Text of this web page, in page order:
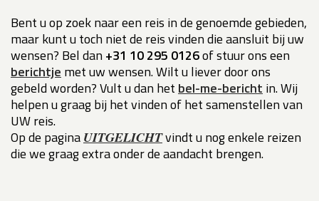
Bent u op zoek naar een reis in de genoemde gebieden,
maar kunt u toch niet de reis vinden die aansluit bij uw
wensen? Bel dan +31 10 295 0126of stuur ons een
berichtje met uw wensen. Wilt u liever door ons
gebeld worden? Vult u dan het bel-me-bericht in. Wij
helpen u graag bij het vinden of het samenstellen van
UW reis.
Op de pagina UITGELICHTvindt u nog enkele reizen
die we graag extra onder de aandacht brengen.